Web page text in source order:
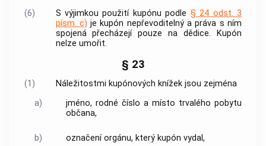
(6)
S výjimkou použití kupónu podle § 24 odst. 3
písm. c) je kupón nepřevoditelný a práva s ním
spojená přecházejí pouze na dědice. Kupón
nelze umořit.
§ 23
(1)
Náležitostmi kupónových knížek jsou zejména
a)
jméno, rodné číslo a místo trvalého pobytu
občana,
b) označení orgánu, který kupón vydal,